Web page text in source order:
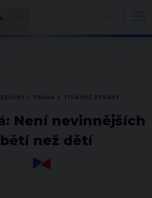
Není nevinnějších
než dětí